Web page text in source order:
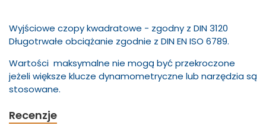
Wyjściowe czopy kwadratowe - zgodny z DIN 3120
Długotrwałe obciążanie zgodnie z DIN EN ISO 6789.
Wartości maksymalne nie mogą być przekroczone
jeżeli większe klucze dynamometryczne lub narzędzia są
stosowane.
Recenzje